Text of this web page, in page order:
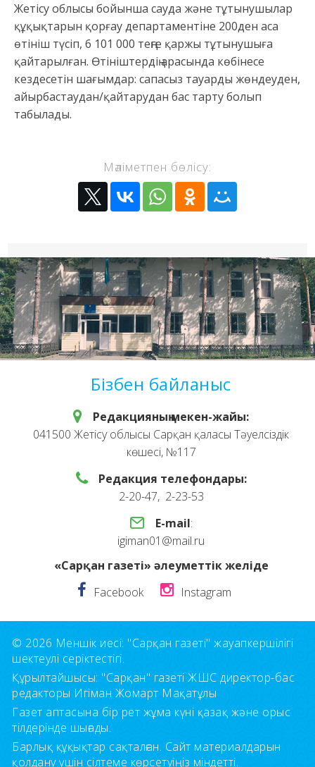
Жетісу облысы бойынша сауда және тұтынушылар
құқықтарын қорғау департаментіне 200ден аса
өтініш түсіп, 6 101 000 теңге қаржы тұтынушыға
қайтарылған. Өтініштердің арасында көбінесе
кездесетін шағымдар: сапасыз тауарды жөндеуден,
айырбастаудан/қайтарудан бас тарту болып
табылады.
Мәліметпен бөлісу:
Бізбен байланыс
Редакцияның мекен-жайы:
041500 Жетісу облысы Сарқан қаласы Тәуелсіздік
көшесі, №117
Редакция телефондары:
2-20-47, 2-23-53
E-mail:
igiman01@mail.ru
«Сарқан газеті» әлеуметтік желіде
Facebook
Instagram
© 2026 Меншік иесі: "Сарқан газеті" жауапкершілігі
шектеулі серіктестігі.
Құрылтайшысы: "Сарқан" газеті ЖШС директор-бас
редакторы Игіман Жомарт Мақатұлы
Газет аптасына бір рет жұма күні қазақ және орыс
тілдерінде шығады.
Барлық құқықтар сақталған. Сайт материалдарын
қолдану үшін сілтеме көрсетуіңіз міндетті.